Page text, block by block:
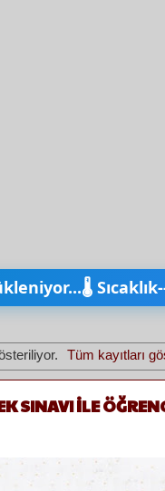
🌡️ Sıcaklık
Tüm kayıtları
SINAVI İLE